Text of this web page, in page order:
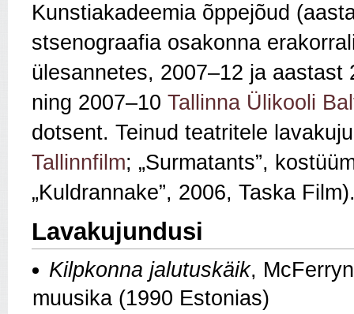
Kunstiakadeemia õppejõud
stsenograafia osakonna
ülesannetes, 2007–12 ja
ning 2007–10 Tallinna Ülikooli
dotsent. Teinud teatritele
Tallinnfilm; „Surmatants”,
„Kuldrannake”, 2006, Taska
Lavakujundusi
Kilpkonna jalutuskäik,
muusika (1990 Estonias)